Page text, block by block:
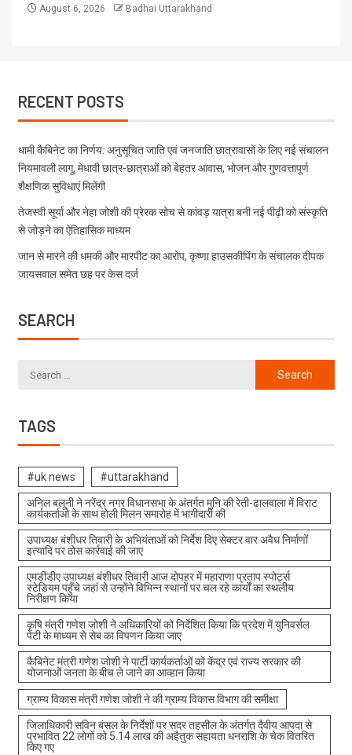
August 6, 2026 Badhai Uttarakhand
RECENT POSTS
धामी कैबिनेट का निर्णय: अनुसूचित जाति एवं जनजाति छात्रावासों के लिए नई संचालन
नियमावली लागू, मेधावी छात्र-छात्राओं को बेहतर आवास, भोजन और गुणवत्तापूर्ण
शैक्षणिक सुविधाएं मिलेंगी
तेजस्वी सूर्या और नेहा जोशी की प्रेरक सोच से कांवड़ यात्रा बनी नई पीढ़ी को संस्कृति
से जोड़ने का ऐतिहासिक माध्यम
जान से मारने की धमकी और मारपीट का आरोप, कृष्णा हाउसकीपिंग के संचालक दीपक
जायसवाल समेत छह पर केस दर्ज
SEARCH
TAGS
#uk news #uttarakhand
अनिल बलूनी ने नरेंद्र नगर विधानसभा के अंतर्गत मुनि की रेती-ढालवाला में विराट
कार्यकर्ताओ के साथ होली मिलन समारोह में भागीदारी की
उपाध्यक्ष बंशीधर तिवारी के अभियंताओं को निर्देश दिए सेक्टर वार अवैध निर्माणों
इत्यादि पर ठोस कार्रवाई की जाए
एमडीडीए उपाध्यक्ष बंशीधर तिवारी आज दोपहर में महाराणा प्रताप स्पोर्ट्स
स्टेडियम पहुँचे जहां से उन्होंने विभिन्न स्थानों पर चल रहे कार्यों का स्थलीय
निरीक्षण किया
कृषि मंत्री गणेश जोशी ने अधिकारियों को निर्देशित किया कि प्रदेश में युनिवर्सल
पेटी के माध्यम से सेब का विपणन किया जाए
कैबिनेट मंत्री गणेश जोशी ने पार्टी कार्यकर्ताओं को केंद्र एवं राज्य सरकार की
योजनाओं जनता के बीच ले जाने का आव्हान किया
ग्राम्य विकास मंत्री गणेश जोशी ने की ग्राम्य विकास विभाग की समीक्षा
जिलाधिकारी सविन बंसल के निर्देशों पर सदर तहसील के अंतर्गत दैवीय आपदा से
प्रभावित 22 लोगों को 5.14 लाख की अहैतुक सहायता धनराशि के चेक वितरित
किए गए